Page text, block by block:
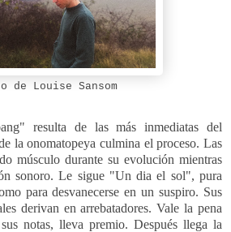
de Louise Sansom
resulta de las más inmediatas del
la onomatopeya culmina el proceso. Las
músculo durante su evolución mientras
sonoro. Le sigue "Un dia el sol", pura
para desvanecerse en un suspiro. Sus
derivan en arrebatadores. Vale la pena
notas, lleva premio. Después llega la